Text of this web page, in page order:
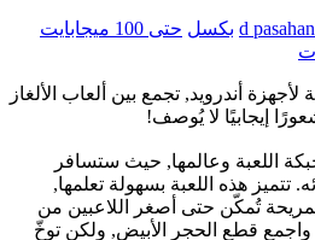
بكسل حتى 100 ميجابايت
لأجهزة أندرويد, تجمع بين ألعاب الألغاز
إيجابيًا لا يُوصف!
اللعبة وعالمها, حيث ستسافر
هذه اللعبة بسهولة تعلمها,
تُمكّن حتى أصغر اللاعبين من
واجمع قطع الحجر الأبيض, ولكن توخّ